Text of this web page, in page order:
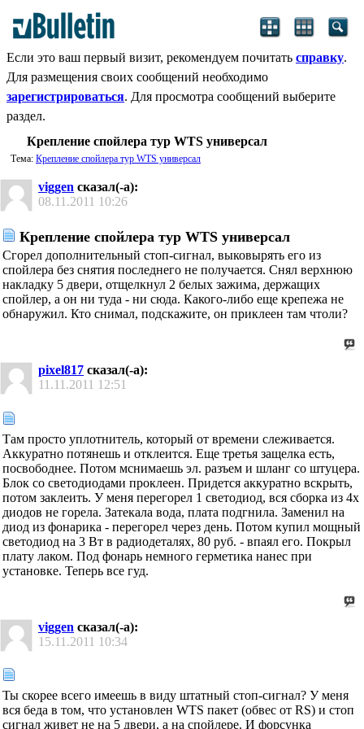
Если это ваш первый визит, рекомендуем почитать справку.
Для размещения своих сообщений необходимо
зарегистрироваться. Для просмотра сообщений выберите
раздел.
Крепление спойлера тур WTS универсал
Тема: Крепление спойлера тур WTS универсал
viggen сказал(-а):
08.11.2011 10:26
Крепление спойлера тур WTS универсал
Сгорел дополнительный стоп-сигнал, выковырять его из
спойлера без снятия последнего не получается. Снял верхнюю
накладку 5 двери, отщелкнул 2 белых зажима, держащих
спойлер, а он ни туда - ни сюда. Какого-либо еще крепежа не
обнаружил. Кто снимал, подскажите, он приклеен там чтоли?
pixel817 сказал(-а):
11.11.2011 12:51
Там просто уплотнитель, который от времени слеживается.
Аккуратно потянешь и отклеится. Еще третья защелка есть,
посвободнее. Потом мснимаешь эл. разъем и шланг со штуцера.
Блок со светодиодами проклеен. Придется аккуратно вскрыть,
потом заклеить. У меня перегорел 1 светодиод, вся сборка из 4х
диодов не горела. Затекала вода, плата подгнила. Заменил на
диод из фонарика - перегорел через день. Потом купил мощный
светодиод на 3 Вт в радиодеталях, 80 руб. - впаял его. Покрыл
плату лаком. Под фонарь немного герметика нанес при
установке. Теперь все гуд.
viggen сказал(-а):
15.11.2011 10:34
Ты скорее всего имеешь в виду штатный стоп-сигнал? У меня
вся беда в том, что установлен WTS пакет (обвес от RS) и стоп
сигнал живет не на 5 двери, а на спойлере. И форсунка